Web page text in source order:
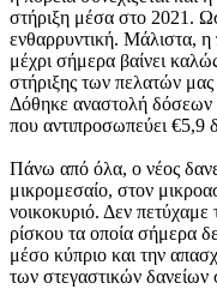
στήριξη μέσα στο 2021.
ενθαρρυντική. Μάλιστα, η
μέχρι σήμερα βαίνει
στήριξης των πελατών μας
Δόθηκε αναστολή δόσεων
που αντιπροσωπεύει €5,9
Πάνω από όλα, ο νέος
μικρομεσαίο, στον
νοικοκυριό. Δεν
ρίσκου τα οποία σήμερα
μέσο κύπριο και την
των στεγαστικών δανείων